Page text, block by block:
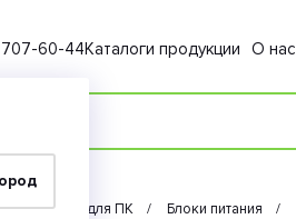
60-44Каталоги продукции О нас
для ПК Блоки питания